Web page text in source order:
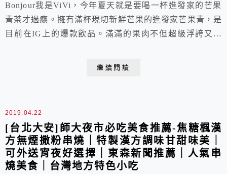
Bonjour我是ViVi，今年夏天就是要喝一杯進發家的芒果
青茶才過癮。擁有滿杯現切新鮮芒果的進發家芒果青，是
目前在IG上的爆款飲品。滿滿的果肉不但超級浮誇又吸
繼續閱讀
2019.04.22
[台北大安]師大夜市必吃美食推薦-焦糖楓漢
方無煙撒粉串燒｜特製漢方調味甘甜味美｜
可外送宵夜好選擇｜東森新聞推薦｜人氣串
燒美食｜台灣地方特色小吃